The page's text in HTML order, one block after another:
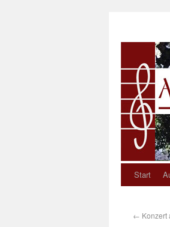
Start
← Konzert